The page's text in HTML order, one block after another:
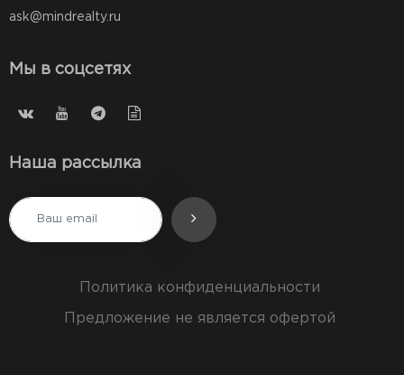
ask@mindrealty.ru
Мы в соцсетях
Наша рассылка
Политика конфиденциальности
Предложение не является офертой